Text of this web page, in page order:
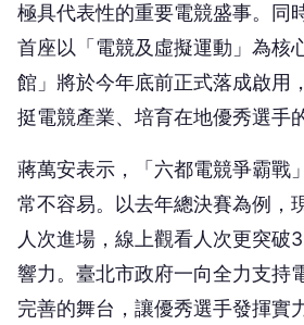
極具代表性的重要電競盛事。同
首座以「電競及虛擬運動」為核
館」將於今年底前正式落成啟用
挺電競產業、培育在地優秀選手
蔣萬安表示，「六都電競爭霸戰
常不容易。以去年總決賽為例，
人次進場，線上觀看人次更突破
響力。臺北市政府一向全力支持
完善的舞台，讓優秀選手發揮實